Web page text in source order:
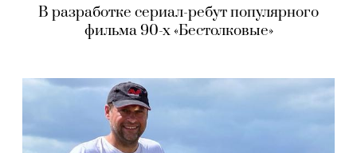
В разработке сериал-ребут популярного
фильма 90-х «Бестолковые»